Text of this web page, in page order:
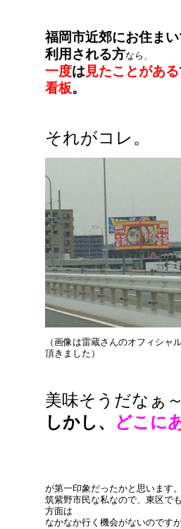
福岡市近郊にお住ま
利用される方なら、
一度は見たことがある
看板。
それがコレ。
（画像は雷蔵さんのオフィシャ
頂きました）
美味そうだなぁ～
しかし、
どこに
が第一印象だったかと思います。
筑紫野市民な私なので、東区で
方面は
なかなか行く機会がないのですが